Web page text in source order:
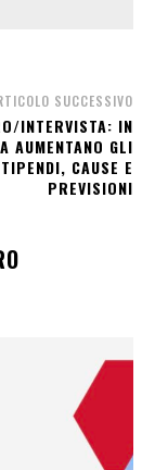
SUCCESSIVO
INTERVISTA: IN
AUMENTANO GLI
CAUSE E
PREVISIONI